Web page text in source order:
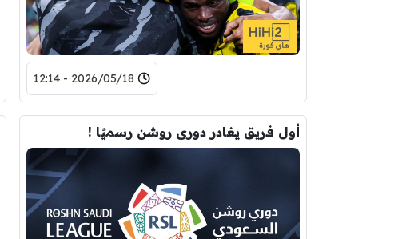
2026/05/18 - 12:14
أول فريق يغادر دوري روشن رسميًا !